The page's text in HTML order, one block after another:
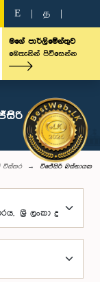
E த
මගේ පාර්ලිමේන්තුව
මෙතැනින් පිවිසෙන්න
බස්නායක
විස්තර විජේසිරි බස්නායක